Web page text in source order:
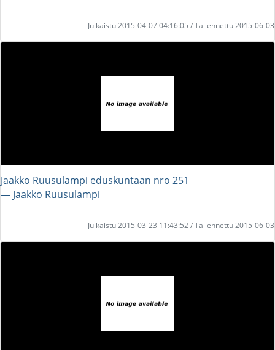
Julkaistu 2015-04-07 04:16:05 / Tallennettu 2015-06-03
Jaakko Ruusulampi eduskuntaan nro 251
― Jaakko Ruusulampi
Julkaistu 2015-03-23 11:43:52 / Tallennettu 2015-06-03